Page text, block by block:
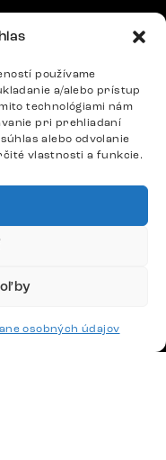
používame
a/alebo prístup
technológiami nám
pri prehliadaní
alebo odvolanie
vlastnosti a funkcie.
osobných údajov
sa.